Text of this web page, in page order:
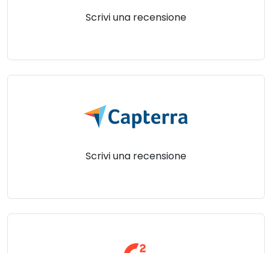
Scrivi una recensione
Scrivi una recensione
Cloud e On-Premise